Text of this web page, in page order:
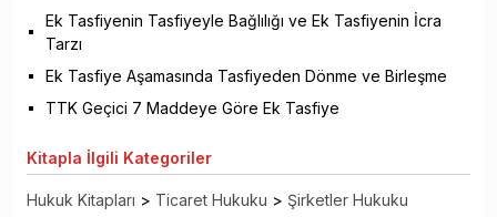
Ek Tasfiyenin Tasfiyeyle Bağlılığı ve Ek Tasfiyenin İcra
Tarzı
Ek Tasfiye Aşamasında Tasfiyeden Dönme ve Birleşme
TTK Geçici 7 Maddeye Göre Ek Tasfiye
Kitapla İlgili Kategoriler
Hukuk Kitapları > Ticaret Hukuku > Şirketler Hukuku